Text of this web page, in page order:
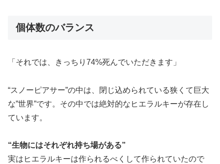
個体数のバランス
「それでは、きっちり74%死んでいただきます」
“スノーピアサー”の中は、閉じ込められている狭くて巨大
な”世界”です。その中では絶対的なヒエラルキーが存在し
ています。
“生物にはそれぞれ持ち場がある”
実はヒエラルキーは作られるべくして作られていたので